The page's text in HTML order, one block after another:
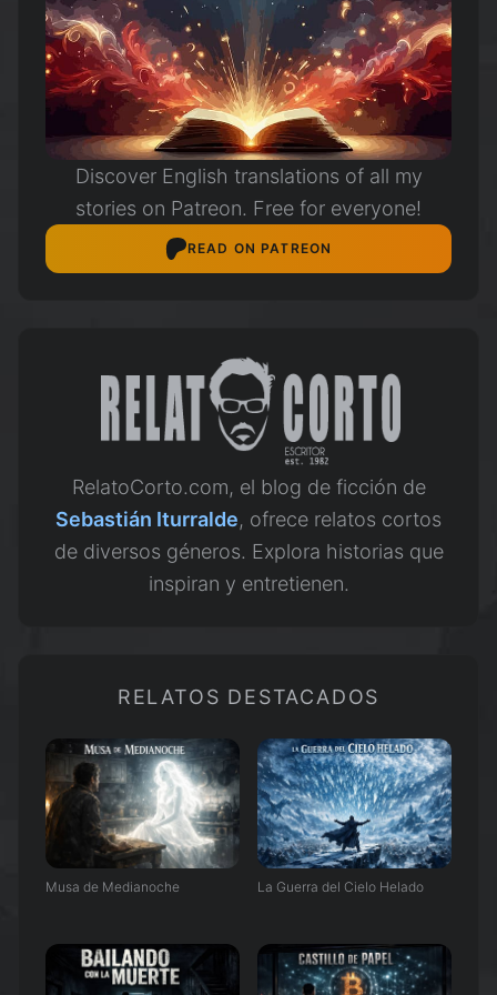
Discover English translations of all my
stories on Patreon. Free for everyone!
READ ON PATREON
RelatoCorto.com, el blog de ficción de
Sebastián Iturralde, ofrece relatos cortos
de diversos géneros. Explora historias que
inspiran y entretienen.
RELATOS DESTACADOS
Musa de Medianoche La Guerra del Cielo Helado